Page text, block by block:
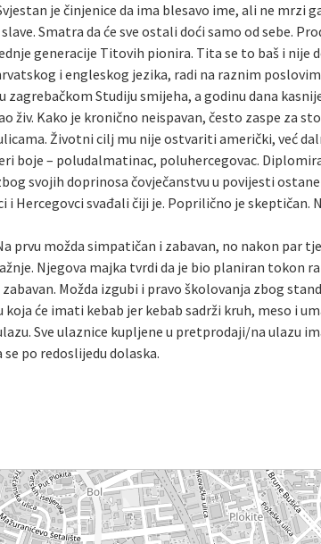
je činjenice da ima blesavo ime, ali ne mrzi
Smatra da će sve ostali doći samo od sebe.
generacije Titovih pionira. Tita se to baš i nije
i engleskog jezika, radi na raznim
Studiju smijeha, a godinu dana
Kako je kronično neispavan, često zaspe za
Životni cilj mu nije ostvariti američki, već
boje – poludalmatinac, poluhercegovac.
svojih doprinosa čovječanstvu u povijesti
svađali čiji je. Poprilično je skeptičan.
prvu možda simpatičan i zabavan, no nakon par
Njegova majka tvrdi da je bio planiran tokon
Možda izgubi i pravo školovanja zbog
će imati kebab jer kebab sadrži kruh, meso i
Sve ulaznice kupljene u pretprodaji/na ulazu
po redoslijedu dolaska.